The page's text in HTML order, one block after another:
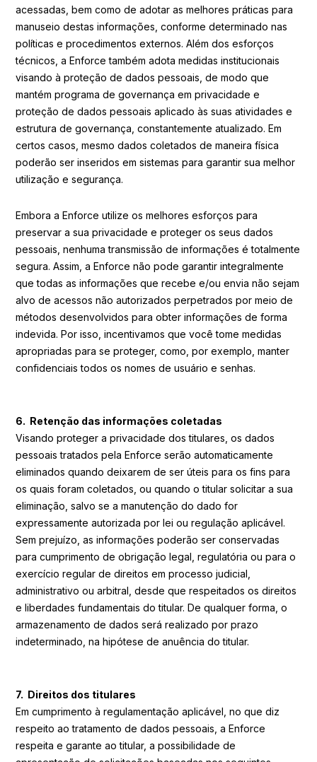
acessadas, bem como de adotar as melhores práticas para
manuseio destas informações, conforme determinado nas
políticas e procedimentos externos. Além dos esforços
técnicos, a Enforce também adota medidas institucionais
visando à proteção de dados pessoais, de modo que
mantém programa de governança em privacidade e
proteção de dados pessoais aplicado às suas atividades e
estrutura de governança, constantemente atualizado. Em
certos casos, mesmo dados coletados de maneira física
poderão ser inseridos em sistemas para garantir sua melhor
utilização e segurança.
Embora a Enforce utilize os melhores esforços para
preservar a sua privacidade e proteger os seus dados
pessoais, nenhuma transmissão de informações é totalmente
segura. Assim, a Enforce não pode garantir integralmente
que todas as informações que recebe e/ou envia não sejam
alvo de acessos não autorizados perpetrados por meio de
métodos desenvolvidos para obter informações de forma
indevida. Por isso, incentivamos que você tome medidas
apropriadas para se proteger, como, por exemplo, manter
confidenciais todos os nomes de usuário e senhas.
6. Retenção das informações coletadas
Visando proteger a privacidade dos titulares, os dados
pessoais tratados pela Enforce serão automaticamente
eliminados quando deixarem de ser úteis para os fins para
os quais foram coletados, ou quando o titular solicitar a sua
eliminação, salvo se a manutenção do dado for
expressamente autorizada por lei ou regulação aplicável.
Sem prejuízo, as informações poderão ser conservadas
para cumprimento de obrigação legal, regulatória ou para o
exercício regular de direitos em processo judicial,
administrativo ou arbitral, desde que respeitados os direitos
e liberdades fundamentais do titular. De qualquer forma, o
armazenamento de dados será realizado por prazo
indeterminado, na hipótese de anuência do titular.
7. Direitos dos titulares
Em cumprimento à regulamentação aplicável, no que diz
respeito ao tratamento de dados pessoais, a Enforce
respeita e garante ao titular, a possibilidade de